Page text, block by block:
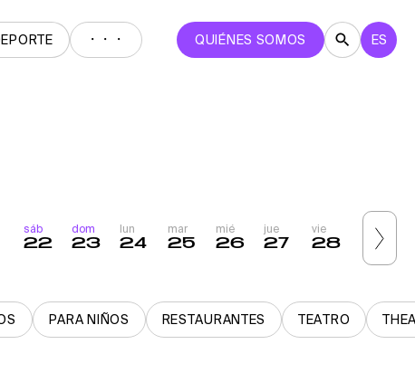
・・・ QUIÉNES SOMOS ES
sáb
22
dom
23
lun
24
mar
25
mié
26
jue
27
vie
28
sáb
29
PARA NIÑOS RESTAURANTES TEATRO